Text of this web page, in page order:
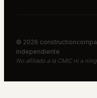
© 2026
independiente
No afiliado a la CMIC ni a